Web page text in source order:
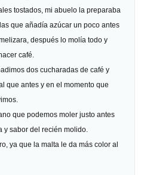
tostados, mi abuelo la preparaba
que añadía azúcar un poco antes
después lo molía todo y
café.
dos cucharadas de café y
que antes y en el momento que
que podemos moler justo antes
y sabor del recién molido.
ya que la malta le da más color al